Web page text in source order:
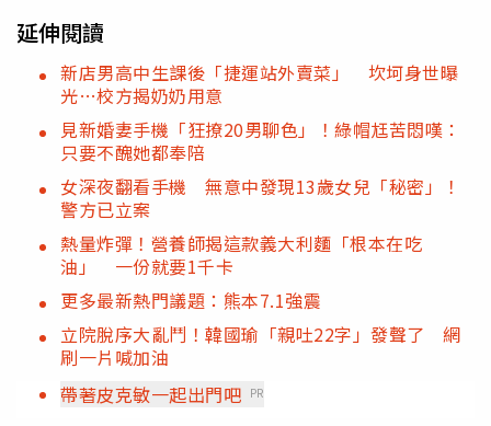
延伸閱讀
新店男高中生課後「捷運站外賣菜」 坎坷身世曝
光…校方揭奶奶用意
見新婚妻手機「狂撩20男聊色」！綠帽尪苦悶嘆：
只要不醜她都奉陪
女深夜翻看手機 無意中發現13歲女兒「秘密」！
警方已立案
熱量炸彈！營養師揭這款義大利麵「根本在吃
油」 一份就要1千卡
更多最新熱門議題：熊本7.1強震
立院脫序大亂鬥！韓國瑜「親吐22字」發聲了 網
刷一片喊加油
帶著皮克敏一起出門吧 PR